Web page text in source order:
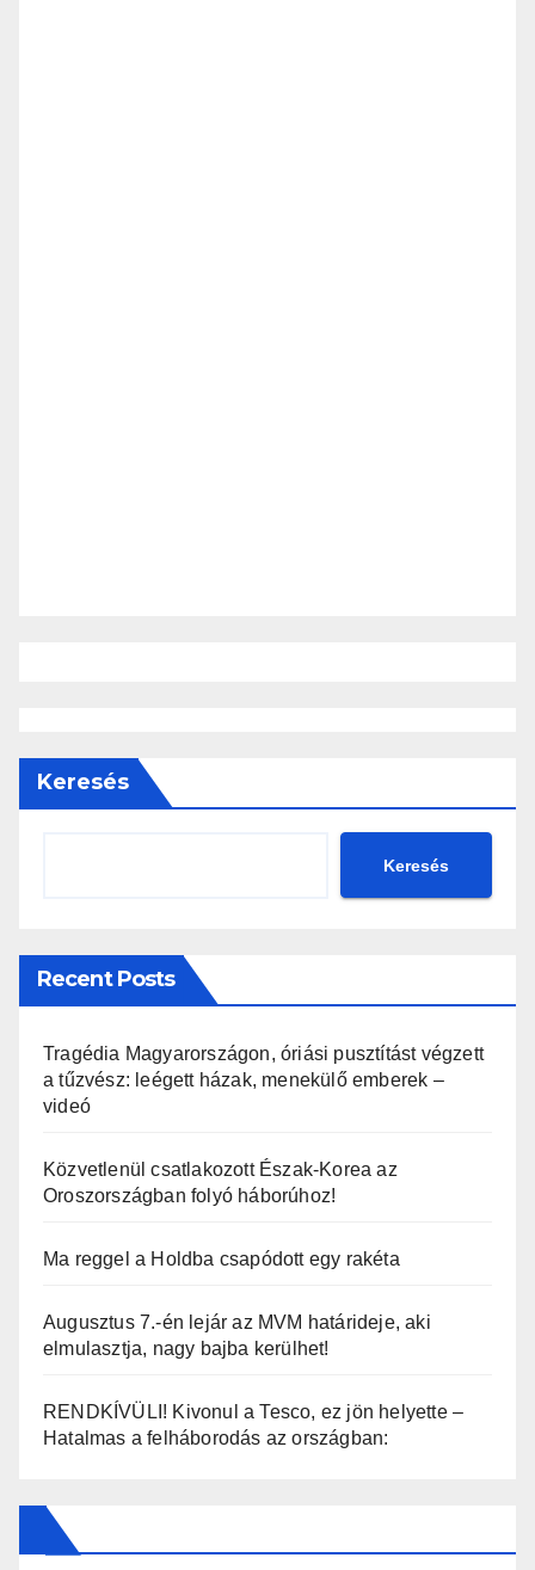
Keresés
Keresés
Recent Posts
Tragédia Magyarországon, óriási pusztítást végzett
a tűzvész: leégett házak, menekülő emberek –
videó
Közvetlenül csatlakozott Észak-Korea az
Oroszországban folyó háborúhoz!
Ma reggel a Holdba csapódott egy rakéta
Augusztus 7.-én lejár az MVM határideje, aki
elmulasztja, nagy bajba kerülhet!
RENDKÍVÜLI! Kivonul a Tesco, ez jön helyette –
Hatalmas a felháborodás az országban: